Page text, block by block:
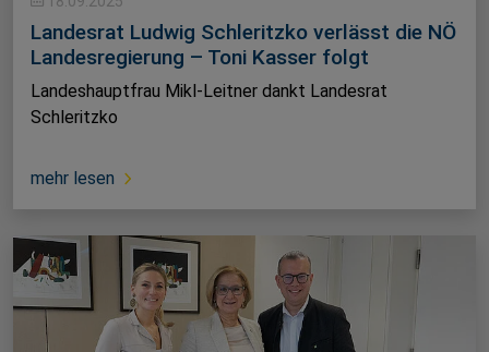
Landesrat Ludwig Schleritzko verlässt die NÖ
Landesregierung – Toni Kasser folgt
Landeshauptfrau Mikl-Leitner dankt Landesrat
Schleritzko
mehr lesen